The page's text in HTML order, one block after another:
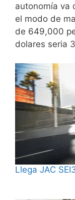
autonomía va
el modo de
de 649,000
dolares seria
Llega JAC